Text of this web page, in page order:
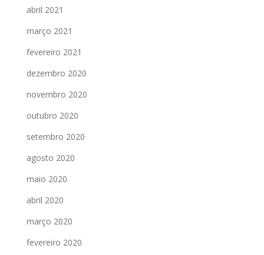
abril 2021
março 2021
fevereiro 2021
dezembro 2020
novembro 2020
outubro 2020
setembro 2020
agosto 2020
maio 2020
abril 2020
março 2020
fevereiro 2020